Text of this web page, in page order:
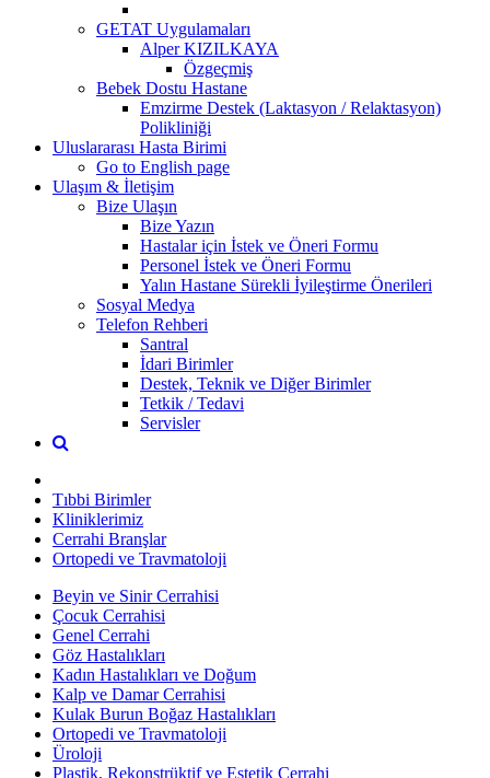
GETAT Uygulamaları
Alper KIZILKAYA
Özgeçmiş
Bebek Dostu Hastane
Emzirme Destek (Laktasyon / Relaktasyon)
Polikliniği
Uluslararası Hasta Birimi
Go to English page
Ulaşım & İletişim
Bize Ulaşın
Bize Yazın
Hastalar için İstek ve Öneri Formu
Personel İstek ve Öneri Formu
Yalın Hastane Sürekli İyileştirme Önerileri
Sosyal Medya
Telefon Rehberi
Santral
İdari Birimler
Destek, Teknik ve Diğer Birimler
Tetkik / Tedavi
Servisler
Tıbbi Birimler
Kliniklerimiz
Cerrahi Branşlar
Ortopedi ve Travmatoloji
Beyin ve Sinir Cerrahisi
Çocuk Cerrahisi
Genel Cerrahi
Göz Hastalıkları
Kadın Hastalıkları ve Doğum
Kalp ve Damar Cerrahisi
Kulak Burun Boğaz Hastalıkları
Ortopedi ve Travmatoloji
Üroloji
Plastik, Rekonstrüktif ve Estetik Cerrahi